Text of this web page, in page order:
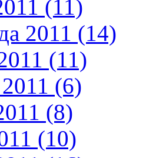
(11)
2011 (14)
(11)
(6)
(8)
(10)